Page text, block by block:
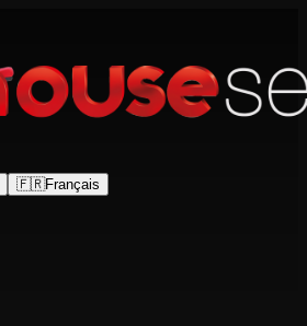
🇫🇷Français